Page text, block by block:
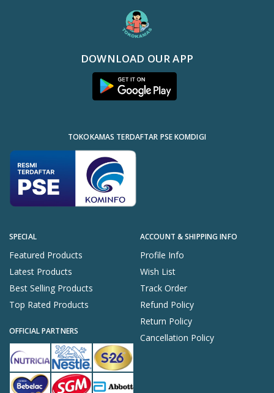
DOWNLOAD OUR APP
SPECIAL
Featured Products
Latest Products
Best Selling Products
Top Rated Products
OFFICIAL PARTNERS
ACCOUNT & SHIPPING INFO
Profile Info
Wish List
Track Order
Refund Policy
Return Policy
Cancellation Policy
TOKOKAMAS TERDAFTAR PSE KOMDIGI